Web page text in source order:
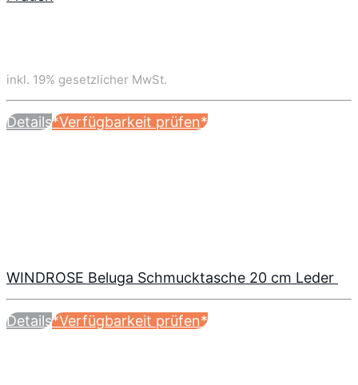
inkl. 19% gesetzlicher MwSt.
Details*Verfügbarkeit prüfen*
WINDROSE Beluga Schmucktasche 20 cm Leder
Details*Verfügbarkeit prüfen*